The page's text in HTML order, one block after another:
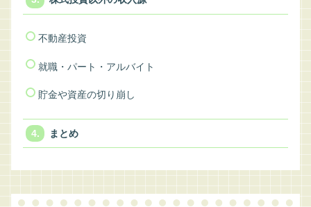
不動産投資
就職・パート・アルバイト
貯金や資産の切り崩し
まとめ